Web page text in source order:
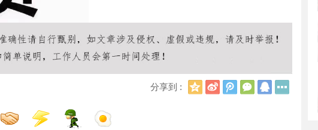
分享到 :
Q
新
浪
腾
讯
微
信
Q